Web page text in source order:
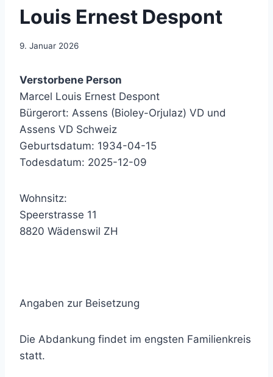
Louis Ernest Despont
9. Januar 2026
Verstorbene Person
Marcel Louis Ernest Despont
Bürgerort: Assens (Bioley-Orjulaz) VD und
Assens VD Schweiz
Geburtsdatum: 1934-04-15
Todesdatum: 2025-12-09
Wohnsitz:
Speerstrasse 11
8820 Wädenswil ZH
Angaben zur Beisetzung
Die Abdankung findet im engsten Familienkreis
statt.